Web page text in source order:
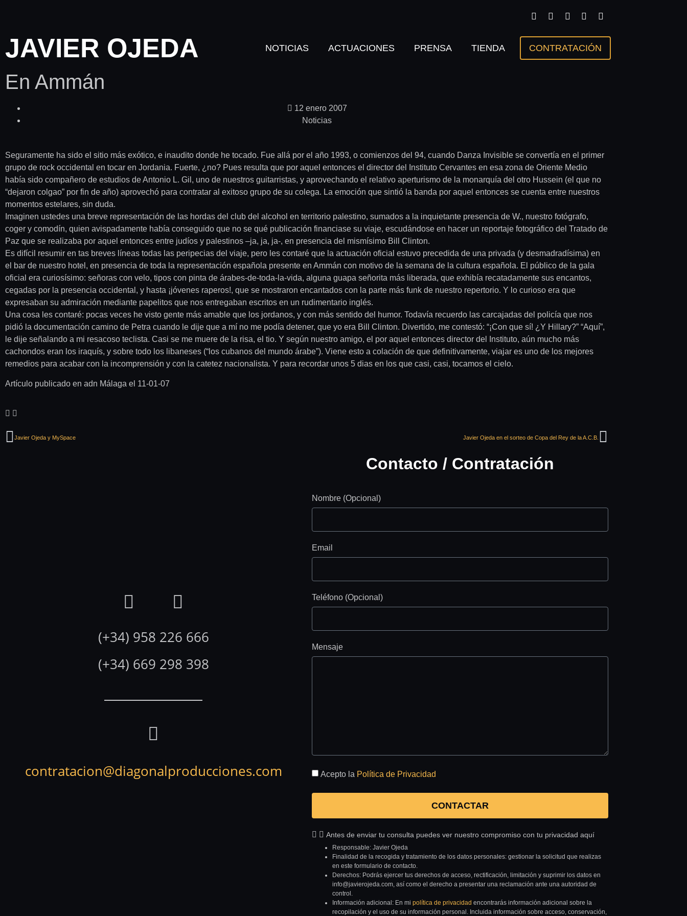
JAVIER OJEDA NOTICIAS ACTUACIONES PRENSA TIENDA CONTRATACIÓN
En Ammán
12 enero 2007
Noticias
Seguramente ha sido el sitio más exótico, e inaudito donde he tocado. Fue allá por el año 1993, o comienzos del 94, cuando Danza Invisible se convertía en el primer
grupo de rock occidental en tocar en Jordania. Fuerte, ¿no? Pues resulta que por aquel entonces el director del Instituto Cervantes en esa zona de Oriente Medio
había sido compañero de estudios de Antonio L. Gil, uno de nuestros guitarristas, y aprovechando el relativo aperturismo de la monarquía del otro Hussein (el que no
“dejaron colgao” por fin de año) aprovechó para contratar al exitoso grupo de su colega. La emoción que sintió la banda por aquel entonces se cuenta entre nuestros
momentos estelares, sin duda.
Imaginen ustedes una breve representación de las hordas del club del alcohol en territorio palestino, sumados a la inquietante presencia de W., nuestro fotógrafo,
coger y comodín, quien avispadamente había conseguido que no se qué publicación financiase su viaje, escudándose en hacer un reportaje fotográfico del Tratado de
Paz que se realizaba por aquel entonces entre judíos y palestinos –ja, ja, ja-, en presencia del mismísimo Bill Clinton.
Es difícil resumir en tas breves líneas todas las peripecias del viaje, pero les contaré que la actuación oficial estuvo precedida de una privada (y desmadradísima) en
el bar de nuestro hotel, en presencia de toda la representación española presente en Ammán con motivo de la semana de la cultura española. El público de la gala
oficial era curiosísimo: señoras con velo, tipos con pinta de árabes-de-toda-la-vida, alguna guapa señorita más liberada, que exhibía recatadamente sus encantos,
cegadas por la presencia occidental, y hasta ¡jóvenes raperos!, que se mostraron encantados con la parte más funk de nuestro repertorio. Y lo curioso era que
expresaban su admiración mediante papelitos que nos entregaban escritos en un rudimentario inglés.
Una cosa les contaré: pocas veces he visto gente más amable que los jordanos, y con más sentido del humor. Todavía recuerdo las carcajadas del policía que nos
pidió la documentación camino de Petra cuando le dije que a mí no me podía detener, que yo era Bill Clinton. Divertido, me contestó: “¡Con que sí! ¿Y Hillary?” “Aquí”,
le dije señalando a mi resacoso teclista. Casi se me muere de la risa, el tio. Y según nuestro amigo, el por aquel entonces director del Instituto, aún mucho más
cachondos eran los iraquís, y sobre todo los libaneses (“los cubanos del mundo árabe”). Viene esto a colación de que definitivamente, viajar es uno de los mejores
remedios para acabar con la incomprensión y con la catetez nacionalista. Y para recordar unos 5 dias en los que casi, casi, tocamos el cielo.
Artículo publicado en adn Málaga el 11-01-07
Javier Ojeda y MySpace Javier Ojeda en el sorteo de Copa del Rey de la A.C.B.
(+34) 958 226 666
(+34) 669 298 398
contratacion@diagonalproducciones.com
Contacto / Contratación
Nombre (Opcional)
Email
Teléfono (Opcional)
Mensaje
Acepto la Política de Privacidad
CONTACTAR
Antes de enviar tu consulta puedes ver nuestro compromiso con tu privacidad aquí
Responsable: Javier Ojeda
Finalidad de la recogida y tratamiento de los datos personales: gestionar la solicitud que realizas
en este formulario de contacto.
Derechos: Podrás ejercer tus derechos de acceso, rectificación, limitación y suprimir los datos en
info@javierojeda.com, así como el derecho a presentar una reclamación ante una autoridad de
control.
Información adicional: En mi política de privacidad encontrarás información adicional sobre la
recopilación y el uso de su información personal. Incluida información sobre acceso, conservación,